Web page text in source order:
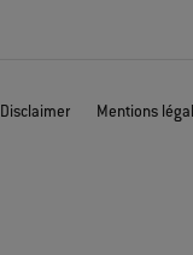
Disclaimer Mentions